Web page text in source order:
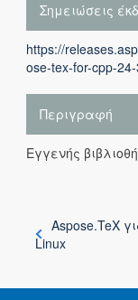
Σημειώσεις
https://
ose-tex-for-cpp-
Περιγραφή
Εγγενής
Aspose.TeX
Linux